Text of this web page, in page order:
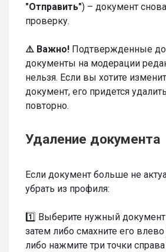
"Отправить") – документ
проверку.
⚠️ Важно! Подтвержденные
документы на модерации
нельзя. Если вы хотите
документ, его придется
повторно.
Удаление документа
Если документ больше не
убрать из профиля:
1️⃣ Выберите нужный документ
затем либо смахните его
либо нажмите три точки